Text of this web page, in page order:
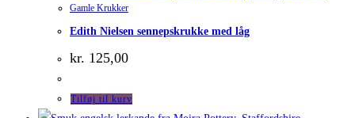
Gamle Krukker
Edith Nielsen sennepskrukke med låg
kr. 125,00
Tilføj til kurv